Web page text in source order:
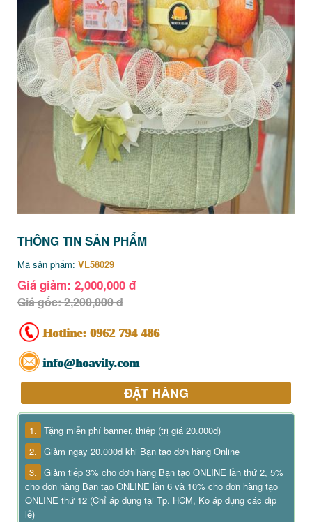
THÔNG TIN SẢN PHẨM
Mã sản phẩm: VL58029
Giá giảm: 2,000,000 đ
Giá gốc: 2,200,000 đ
Hotline: 0962 794 486
info@hoavily.com
ĐẶT HÀNG
1. Tặng miễn phí banner, thiệp (trị giá 20.000đ)
2. Giảm ngay 20.000đ khi Bạn tạo đơn hàng Online
3. Giảm tiếp 3% cho đơn hàng Bạn tạo ONLINE lần thứ 2, 5%
cho đơn hàng Bạn tạo ONLINE lần 6 và 10% cho đơn hàng tạo
ONLINE thứ 12 (Chỉ áp dụng tại Tp. HCM, Ko áp dụng các dịp
lễ)